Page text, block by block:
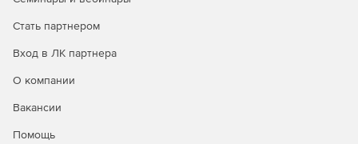
Стать партнером
Вход в ЛК партнера
О компании
Вакансии
Помощь